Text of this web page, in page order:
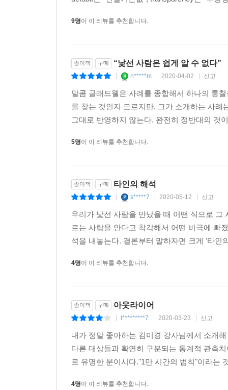
9명이 이 리뷰를 추천합니다.
종이책 구매 “낯선 사람은 쉽게 알 수 없다”
n*****m 2020-04-02 신고
말콤 글래드웰은 사례를 종합해서 하나의 통
를 찾는 것인지 모르지만, 그가 소개하는 사
그대로 반영하지 않는다. 완전히 정반대의 것
5명이 이 리뷰를 추천합니다.
종이책 구매 타인의 해석
s*****7 2020-05-12 신고
우리가 낯선 사람을 만났을 때 어떤 식으로
르는 사람을 안다고 착각해서 어떤 비극에 빠
석을 내놓는다. 결론부터 말하자면 크게 '타
4명이 이 리뷰를 추천합니다.
종이책 구매 아웃라이어
l*********7 2020-03-23 신고
내가 정말 좋아하는 김미경 강사님께서 소개
다른 대상들과 확연히 구분되는 통계적 관측
로 유명한 분이시다."1만 시간의 법칙"이라는
4명이 이 리뷰를 추천합니다.